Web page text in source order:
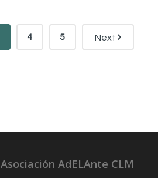
4 5 Next
Asociación AdELAnte CLM